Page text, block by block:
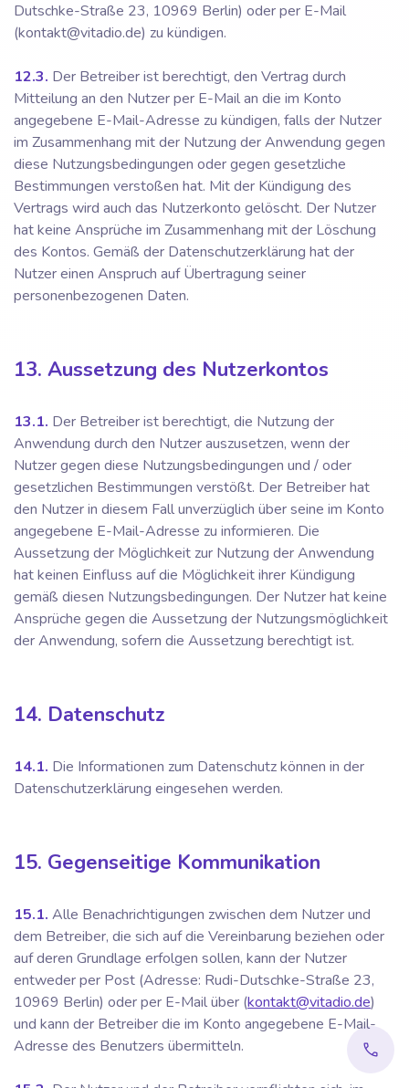
Dutschke-Straße 23, 10969 Berlin) oder per E-Mail
(kontakt@vitadio.de) zu kündigen.
12.3. Der Betreiber ist berechtigt, den Vertrag durch
Mitteilung an den Nutzer per E-Mail an die im Konto
angegebene E-Mail-Adresse zu kündigen, falls der Nutzer
im Zusammenhang mit der Nutzung der Anwendung gegen
diese Nutzungsbedingungen oder gegen gesetzliche
Bestimmungen verstoßen hat. Mit der Kündigung des
Vertrags wird auch das Nutzerkonto gelöscht. Der Nutzer
hat keine Ansprüche im Zusammenhang mit der Löschung
des Kontos. Gemäß der Datenschutzerklärung hat der
Nutzer einen Anspruch auf Übertragung seiner
personenbezogenen Daten.
13. Aussetzung des Nutzerkontos
13.1. Der Betreiber ist berechtigt, die Nutzung der
Anwendung durch den Nutzer auszusetzen, wenn der
Nutzer gegen diese Nutzungsbedingungen und / oder
gesetzlichen Bestimmungen verstößt. Der Betreiber hat
den Nutzer in diesem Fall unverzüglich über seine im Konto
angegebene E-Mail-Adresse zu informieren. Die
Aussetzung der Möglichkeit zur Nutzung der Anwendung
hat keinen Einfluss auf die Möglichkeit ihrer Kündigung
gemäß diesen Nutzungsbedingungen. Der Nutzer hat keine
Ansprüche gegen die Aussetzung der Nutzungsmöglichkeit
der Anwendung, sofern die Aussetzung berechtigt ist.
14. Datenschutz
14.1. Die Informationen zum Datenschutz können in der
Datenschutzerklärung eingesehen werden.
15. Gegenseitige Kommunikation
15.1. Alle Benachrichtigungen zwischen dem Nutzer und
dem Betreiber, die sich auf die Vereinbarung beziehen oder
auf deren Grundlage erfolgen sollen, kann der Nutzer
entweder per Post (Adresse: Rudi-Dutschke-Straße 23,
10969 Berlin) oder per E-Mail über (kontakt@vitadio.de)
und kann der Betreiber die im Konto angegebene E-Mail-
Adresse des Benutzers übermitteln.
phone